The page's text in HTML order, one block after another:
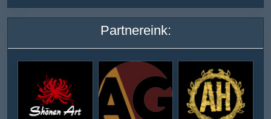
Partnereink: